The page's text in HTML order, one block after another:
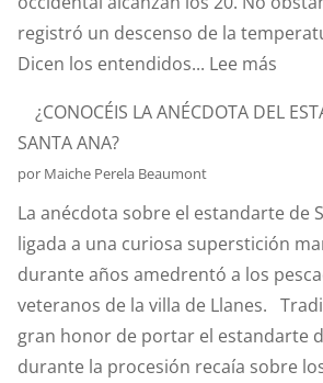
registró un descenso de la
Dicen los entendidos... Lee más:
QUÉ
¿CONOCÉIS LA ANÉCDOTA DEL
SANTA ANA?
por Maiche Perela Beaumont
La anécdota sobre el estandarte de
ligada a una curiosa superstición
durante años amedrentó a los
veteranos de la villa de Llanes.
gran honor de portar el estandarte
durante la procesión recaía sobre